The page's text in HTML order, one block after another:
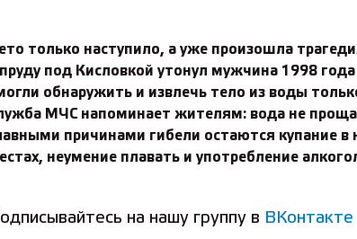
только наступило, а уже произошла
под Кисловкой утонул мужчина 1998
обнаружить и извлечь тело из воды
МЧС напоминает жителям: вода не
причинами гибели остаются купание в
неумение плавать и употребление
на нашу группу в ВКонтакте